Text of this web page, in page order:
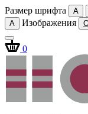
Размер шрифта A
A
Изображения
0